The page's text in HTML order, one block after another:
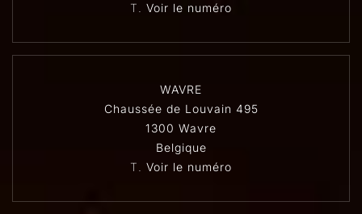
T. Voir le numéro
WAVRE
Chaussée de Louvain 495
1300 Wavre
Belgique
T. Voir le numéro